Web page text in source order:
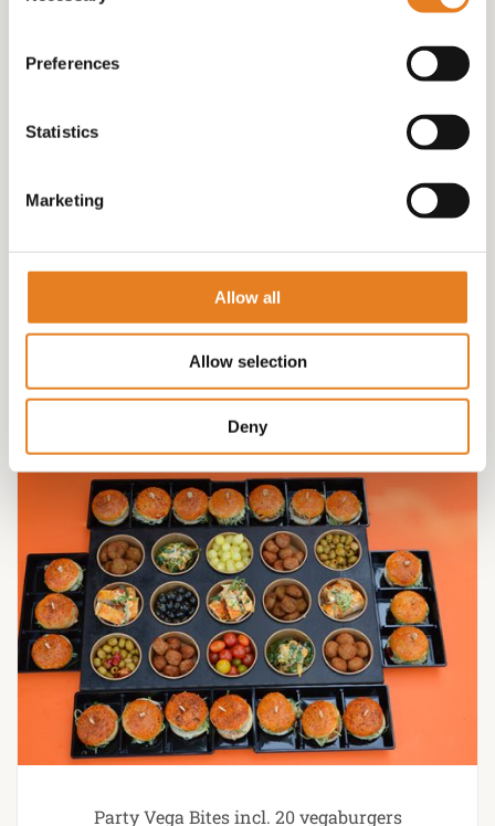
Preferences
Statistics
Marketing
Allow all
Allow selection
Deny
18 VEGA HAMBURGERTJES (IDEAAL IN DE OVEN)
€ 45.00
Party Vega Bites incl. 20 vegaburgers